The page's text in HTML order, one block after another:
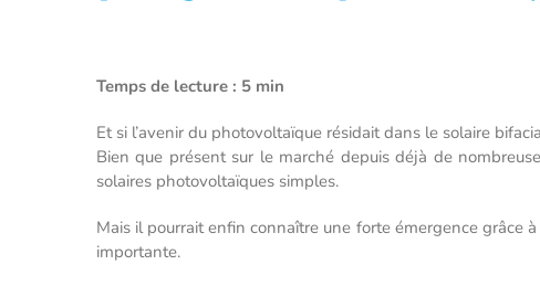
Temps de lecture : 5 min
Et si l’avenir du photovoltaïque résidait dans le solaire
Bien que présent sur le marché depuis déjà de
solaires photovoltaïques simples.
Mais il pourrait enfin connaître une forte émergence grâce
importante.